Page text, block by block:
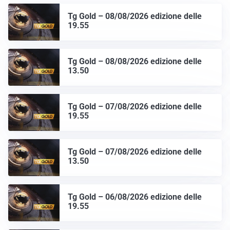
Tg Gold – 08/08/2026 edizione delle
19.55
Tg Gold – 08/08/2026 edizione delle
13.50
Tg Gold – 07/08/2026 edizione delle
19.55
Tg Gold – 07/08/2026 edizione delle
13.50
Tg Gold – 06/08/2026 edizione delle
19.55